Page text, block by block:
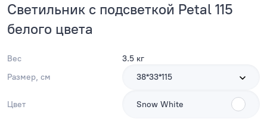
Светильник с подсветкой Petal 115
белого цвета
Вес
3.5 кг
Размер, см
38*33*115
Цвет Snow White